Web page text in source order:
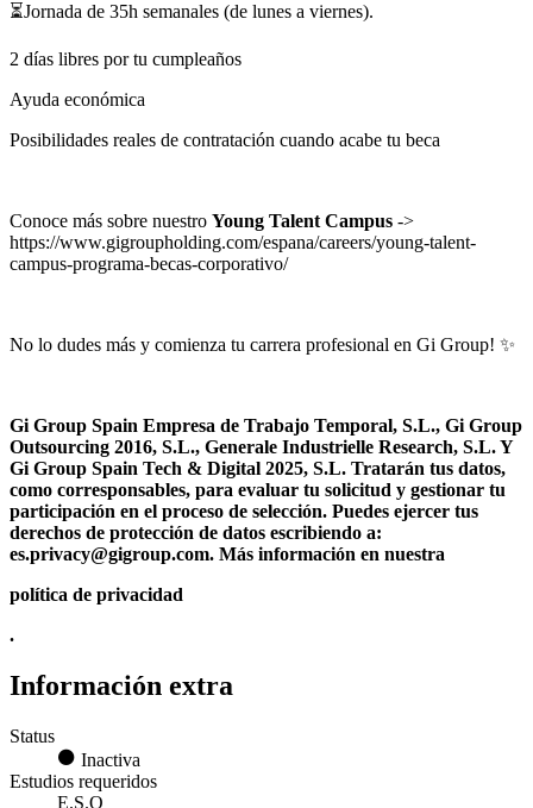
⏳Jornada de 35h semanales (de lunes a viernes).
2 días libres por tu cumpleaños
Ayuda económica
Posibilidades reales de contratación cuando acabe tu beca
Conoce más sobre nuestro Young Talent Campus ->
https://www.gigroupholding.com/espana/careers/young-talent-
campus-programa-becas-corporativo/
No lo dudes más y comienza tu carrera profesional en Gi Group! ✨
Gi Group Spain Empresa de Trabajo Temporal, S.L., Gi Group
Outsourcing 2016, S.L., Generale Industrielle Research, S.L. Y
Gi Group Spain Tech & Digital 2025, S.L. Tratarán tus datos,
como corresponsables, para evaluar tu solicitud y gestionar tu
participación en el proceso de selección. Puedes ejercer tus
derechos de protección de datos escribiendo a:
es.privacy@gigroup.com. Más información en nuestra
política de privacidad
.
Información extra
Status
Inactiva
Estudios requeridos
E.S.O